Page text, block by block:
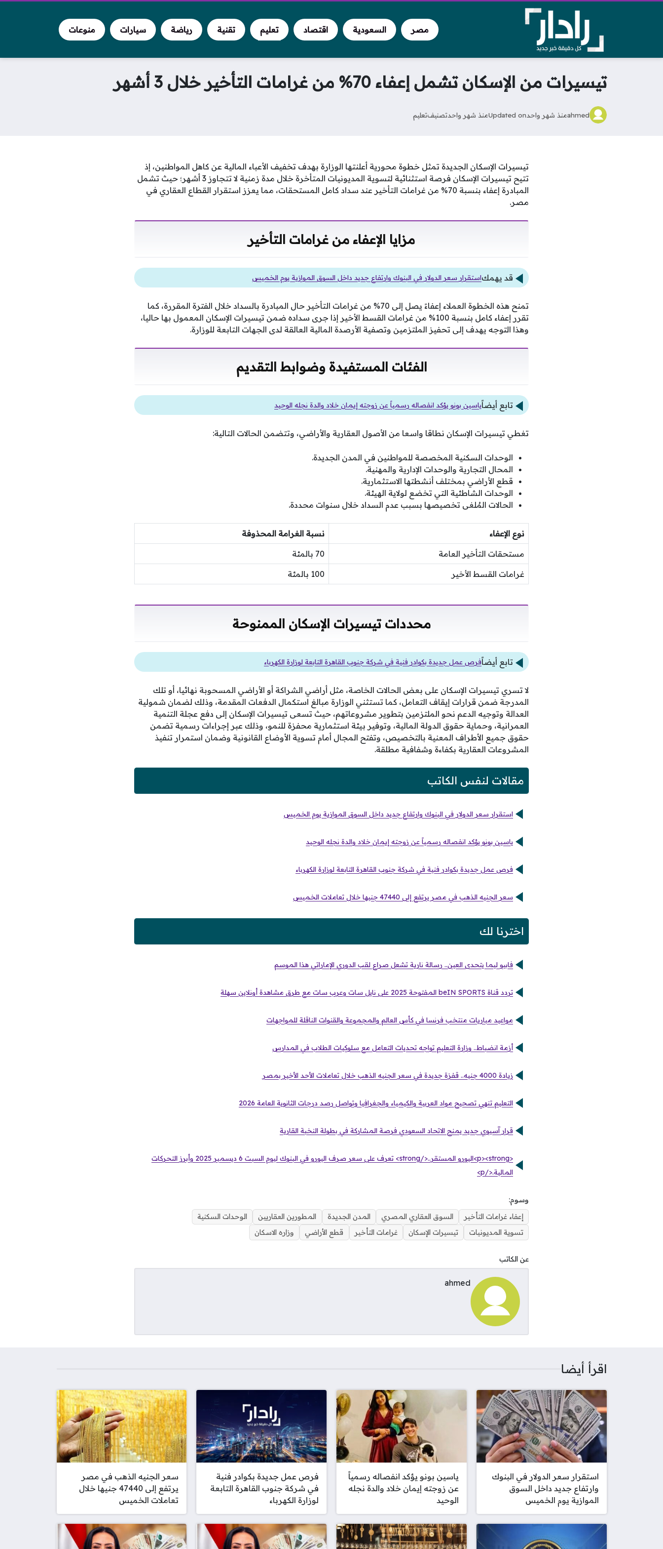
مصر السعودية اقتصاد تعليم تقنية رياضة سيارات منوعات
تيسيرات من الإسكان تشمل إعفاء 70% من غرامات التأخير خلال 3 أشهر
ahmedمنذ شهر واحدUpdated onمنذ شهر واحدتصنيفتعليم
تيسيرات الإسكان الجديدة تمثل خطوة محورية أعلنتها الوزارة بهدف تخفيف الأعباء المالية عن كاهل المواطنين، إذ
تتيح تيسيرات الإسكان فرصة استثنائية لتسوية المديونيات المتأخرة خلال مدة زمنية لا تتجاوز 3 أشهر؛ حيث تشمل
المبادرة إعفاء بنسبة 70% من غرامات التأخير عند سداد كامل المستحقات، مما يعزز استقرار القطاع العقاري في
مصر.
مزايا الإعفاء من غرامات التأخير
قد يهمكاستقرار سعر الدولار في البنوك وارتفاع جديد داخل السوق الموازية يوم الخميس
تمنح هذه الخطوة العملاء إعفاءً يصل إلى 70% من غرامات التأخير حال المبادرة بالسداد خلال الفترة المقررة، كما
تقرر إعفاء كامل بنسبة 100% من غرامات القسط الأخير إذا جرى سداده ضمن تيسيرات الإسكان المعمول بها حاليا،
وهذا التوجه يهدف إلى تحفيز الملتزمين وتصفية الأرصدة المالية العالقة لدى الجهات التابعة للوزارة.
الفئات المستفيدة وضوابط التقديم
تابع أيضاًياسين بونو يؤكد انفصاله رسمياً عن زوجته إيمان خلاد والدة نجله الوحيد
تغطي تيسيرات الإسكان نطاقا واسعا من الأصول العقارية والأراضي، وتتضمن الحالات التالية:
الوحدات السكنية المخصصة للمواطنين في المدن الجديدة.
المحال التجارية والوحدات الإدارية والمهنية.
قطع الأراضي بمختلف أنشطتها الاستثمارية.
الوحدات الشاطئية التي تخضع لولاية الهيئة.
الحالات المُلغى تخصيصها بسبب عدم السداد خلال سنوات محددة.
نوع الإعفاء نسبة الغرامة المحذوفة
مستحقات التأخير العامة 70 بالمئة
غرامات القسط الأخير 100 بالمئة
محددات تيسيرات الإسكان الممنوحة
تابع أيضاًفرص عمل جديدة بكوادر فنية في شركة جنوب القاهرة التابعة لوزارة الكهرباء
لا تسري تيسيرات الإسكان على بعض الحالات الخاصة، مثل أراضي الشراكة أو الأراضي المسحوبة نهائيا، أو تلك
المدرجة ضمن قرارات إيقاف التعامل، كما تستثني الوزارة مبالغ استكمال الدفعات المقدمة، وذلك لضمان شمولية
العدالة وتوجيه الدعم نحو الملتزمين بتطوير مشروعاتهم، حيث تسعى تيسيرات الإسكان إلى دفع عجلة التنمية
العمرانية، وحماية حقوق الدولة المالية، وتوفير بيئة استثمارية محفزة للنمو، وذلك عبر إجراءات رسمية تضمن
حقوق جميع الأطراف المعنية بالتخصيص، وتفتح المجال أمام تسوية الأوضاع القانونية وضمان استمرار تنفيذ
المشروعات العقارية بكفاءة وشفافية مطلقة.
مقالات لنفس الكاتب
استقرار سعر الدولار في البنوك وارتفاع جديد داخل السوق الموازية يوم الخميس
ياسين بونو يؤكد انفصاله رسمياً عن زوجته إيمان خلاد والدة نجله الوحيد
فرص عمل جديدة بكوادر فنية في شركة جنوب القاهرة التابعة لوزارة الكهرباء
سعر الجنيه الذهب في مصر يرتفع إلى 47440 جنيها خلال تعاملات الخميس
اخترنا لك
فابيو ليما يتحدى العين.. رسالة نارية تشعل صراع لقب الدوري الإماراتي هذا الموسم
تردد قناة beIN SPORTS المفتوحة 2025 على نايل سات وعرب سات مع طرق مشاهدة أونلاين سهلة
مواعيد مباريات منتخب فرنسا في كأس العالم والمجموعة والقنوات الناقلة للمواجهات
أزمة انضباط.. وزارة التعليم تواجه تحديات التعامل مع سلوكيات الطلاب في المدارس
زيادة 4000 جنيه.. قفزة جديدة في سعر الجنيه الذهب خلال تعاملات الأحد الأخير بمصر
التعليم تنهي تصحيح مواد العربية والكيمياء والجغرافيا وتواصل رصد درجات الثانوية العامة 2026
قرار آسيوي جديد يمنح الاتحاد السعودي فرصة المشاركة في بطولة النخبة القارية
<p><strong>اليورو المستقر..</strong> تعرف على سعر صرف اليورو في البنوك ليوم السبت 6 ديسمبر 2025 وأبرز التحركات
المالية.</p>
وسوم:
إعفاء غرامات التأخير
السوق العقاري المصري المدن الجديدة المطورين العقاريين
الوحدات السكنية
تسوية المديونيات
تيسيرات الإسكان غرامات التأخير قطع الأراضي وزاره الاسكان
عن الكاتب
ahmed
اقرأ أيضا
استقرار سعر الدولار في البنوك
وارتفاع جديد داخل السوق
الموازية يوم الخميس
ياسين بونو يؤكد انفصاله رسمياً
عن زوجته إيمان خلاد والدة نجله
الوحيد
فرص عمل جديدة بكوادر فنية
في شركة جنوب القاهرة التابعة
لوزارة الكهرباء
سعر الجنيه الذهب في مصر
يرتفع إلى 47440 جنيها خلال
تعاملات الخميس